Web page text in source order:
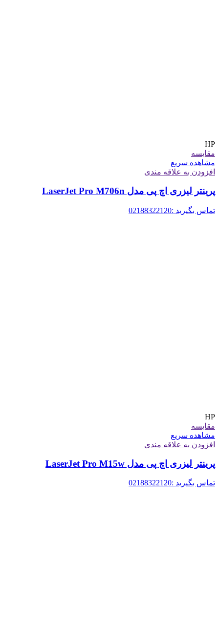
HP
مقایسه
مشاهده سریع
افزودن به علاقه مندی
پرینتر لیزری اچ پی مدل LaserJet Pro M706n
تماس بگیرید :02188322120
HP
مقایسه
مشاهده سریع
افزودن به علاقه مندی
پرینتر لیزری اچ پی مدل LaserJet Pro M15w
تماس بگیرید :02188322120